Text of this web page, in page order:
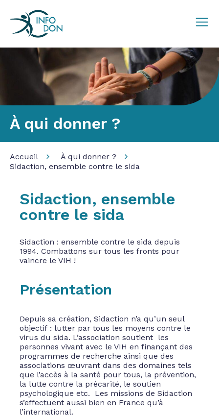
À qui donner ?
Accueil
À qui donner ?
Sidaction, ensemble contre le sida
Sidaction, ensemble
contre le sida
Sidaction : ensemble contre le sida depuis
1994. Combattons sur tous les fronts pour
vaincre le VIH !
Présentation
Depuis sa création, Sidaction n’a qu’un seul
objectif : lutter par tous les moyens contre le
virus du sida. L’association soutient les
personnes vivant avec le VIH en finançant des
programmes de recherche ainsi que des
associations œuvrant dans des domaines tels
que l’accès à la santé pour tous, la prévention,
la lutte contre la précarité, le soutien
psychologique etc. Les missions de Sidaction
s’effectuent aussi bien en France qu’à
l’international.